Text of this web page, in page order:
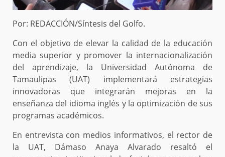
Por: REDACCIÓN/Síntesis del Golfo.
Con el objetivo de elevar la calidad de la educación
media superior y promover la internacionalización
del aprendizaje, la Universidad Autónoma de
Tamaulipas (UAT) implementará estrategias
innovadoras que integrarán mejoras en la
enseñanza del idioma inglés y la optimización de sus
programas académicos.
En entrevista con medios informativos, el rector de
la UAT, Dámaso Anaya Alvarado resaltó el